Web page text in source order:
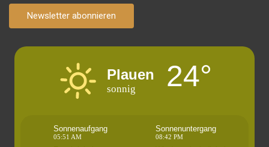
Newsletter abonnieren
Plauen
sonnig 24°
Sonnenaufgang
05:51 AM
Sonnenuntergang
08:42 PM